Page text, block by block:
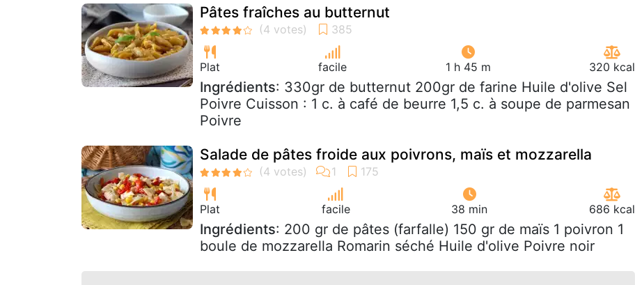
Pâtes fraîches au butternut
Plat facile 1 h 45 m 320 kcal
Ingrédients: 330gr de butternut 200gr de farine Huile d'olive Sel
Poivre Cuisson : 1 c. à café de beurre 1,5 c. à soupe de parmesan
Poivre
Salade de pâtes froide aux poivrons, maïs et mozzarella
Plat facile 38 min 686 kcal
Ingrédients: 200 gr de pâtes (farfalle) 150 gr de maïs 1 poivron 1
boule de mozzarella Romarin séché Huile d'olive Poivre noir